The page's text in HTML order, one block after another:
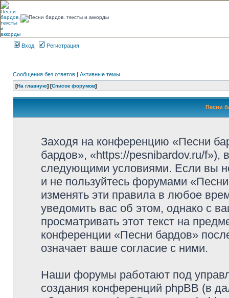
Вход Регистрация
Сообщения без ответов | Активные темы
[На главную] [Список форумов]
Песни
Заходя на конференцию «Песни
бардов», «https://pesnibardov.ru/f»),
следующими условиями. Если вы
и не пользуйтесь форумами
изменять эти правила в любое
уведомить вас об этом, однако с
просматривать этот текст на
конференции «Песни бардов»
означает ваше согласие с ними.
Наши форумы работают под
создания конференций phpBB (в